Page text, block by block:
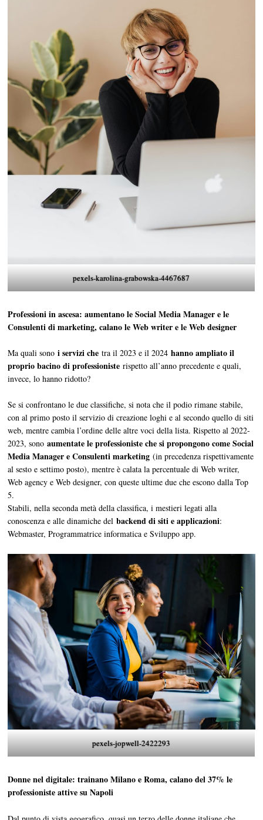
pexels-karolina-grabowska-4467687
Professioni in ascesa: aumentano le Social Media Manager e le
Consulenti di marketing, calano le Web writer e le Web designer
Ma quali sonoi servizi che tra il 2023 e il 2024hanno ampliato il
proprio bacino di professioniste rispetto all’anno precedente e quali,
invece, lo hanno ridotto?
Se si confrontano le due classifiche, si nota che il podio rimane stabile,
con al primo posto il servizio di creazione loghi e al secondo quello di siti
web, mentre cambia l’ordine delle altre voci della lista. Rispetto al 2022-
2023, sono aumentate le professioniste che si propongono come Social
Media Manager e Consulenti marketing (in precedenza rispettivamente
al sesto e settimo posto), mentre è calata la percentuale di Web writer,
Web agency e Web designer, con queste ultime due che escono dalla Top
5.
Stabili, nella seconda metà della classifica, i mestieri legati alla
conoscenza e alle dinamiche delbackend di siti e applicazioni:
Webmaster, Programmatrice informatica e Sviluppo app.
pexels-jopwell-2422293
Donne nel digitale: trainano Milano e Roma, calano del 37% le
professioniste attive su Napoli